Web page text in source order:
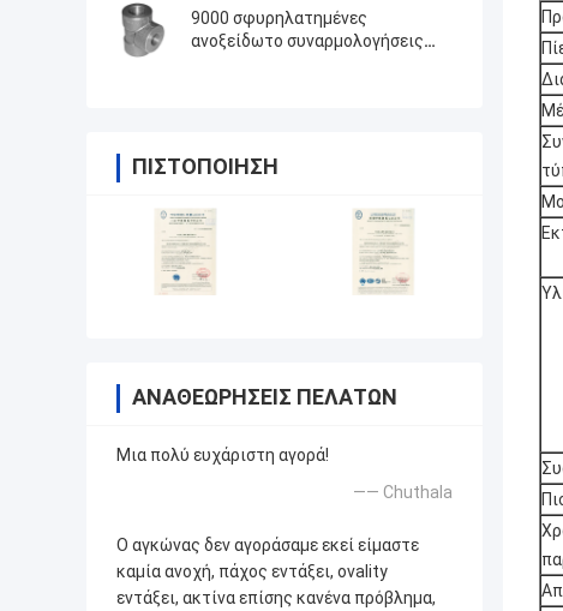
9000 σφυρηλατημένες
ανοξείδωτο συναρμολογήσεις
ΠΙΣΤΟΠΟΊΗΣΗ
ΑΝΑΘΕΩΡΉΣΕΙΣ ΠΕΛΑΤΏΝ
Μια πολύ ευχάριστη αγορά!
—— Chuthala
Ο αγκώνας δεν αγοράσαμε εκεί είμαστε
καμία ανοχή, πάχος εντάξει, ovality
εντάξει, ακτίνα επίσης κανένα πρόβλημα,